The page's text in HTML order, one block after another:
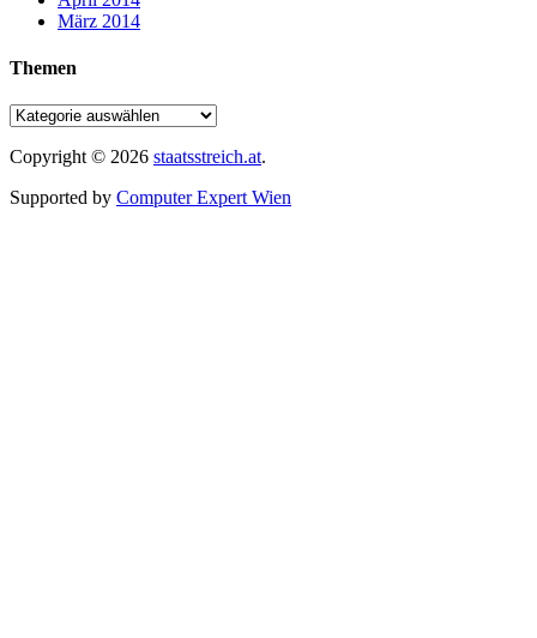
März 2014
Themen
Copyright © 2026 staatsstreich.at.
Supported by Computer Expert Wien